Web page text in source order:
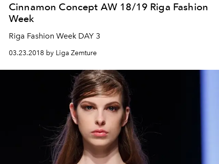
Cinnamon Concept AW 18/19 Riga Fashion
Week
Riga Fashion Week DAY 3
03.23.2018 by Liga Zemture